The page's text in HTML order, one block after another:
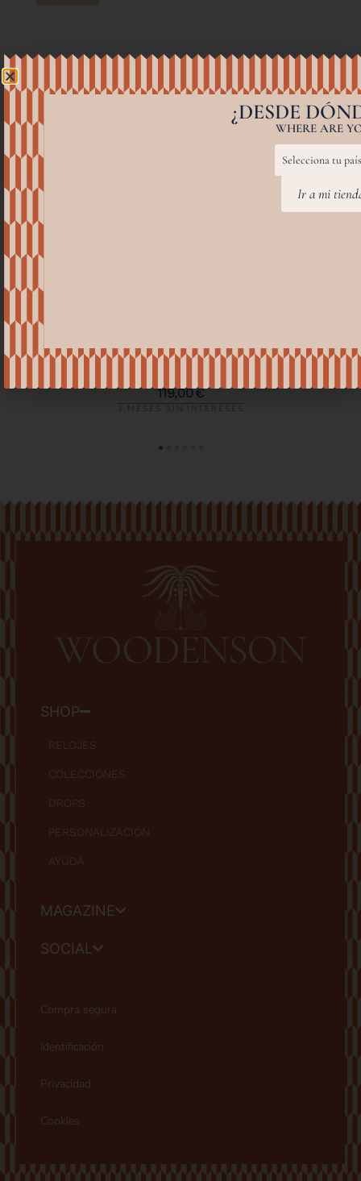
119,00€
3 MESES SIN INTERESES
SHOP
RELOJES
COLECCIONES
DROPS
PERSONALIZACIÓN
AYUDA
MAGAZINE
SOCIAL
Compra segura
Identificación
Privacidad
Cookies
¿DESDE
WHERE ARE
Ir a mi